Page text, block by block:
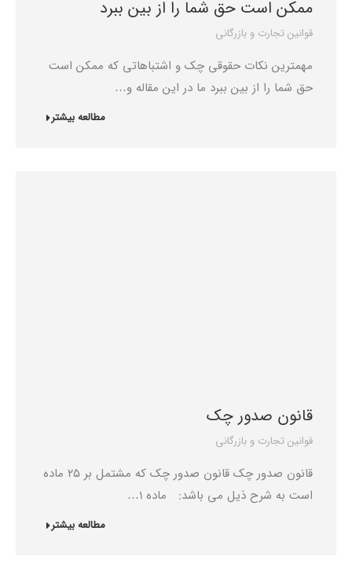
ممکن است حق شما را از بین ببرد
قوانین تجارت و بازرگانی
مهمترین نکات حقوقی چک و اشتباهاتی که ممکن است
حق شما را از بین ببرد ما در این مقاله و…
مطالعه بیشتر
قانون صدور چک
قوانین تجارت و بازرگانی
قانون صدور چک قانون صدور چک که مشتمل بر 25 ماده
است به شرح ذیل می باشد: ماده 1…
مطالعه بیشتر